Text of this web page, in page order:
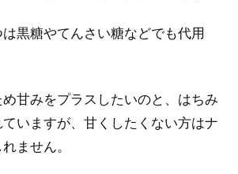
黒糖やてんさい糖などでも代用
甘みをプラスしたいのと、はちみ
いますが、甘くしたくない方はナ
ません。